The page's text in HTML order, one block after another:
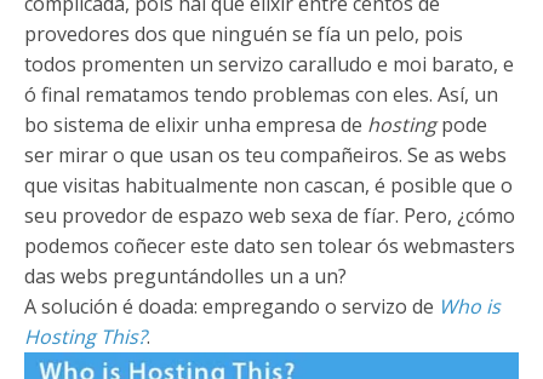
provedores dos que ninguén se fía un pelo, pois
todos promenten un servizo caralludo e moi barato, e
ó final rematamos tendo problemas con eles. Así, un
bo sistema de elixir unha empresa de hostingpode
ser mirar o que usan os teu compañeiros. Se as webs
que visitas habitualmente non cascan, é posible que o
seu provedor de espazo web sexa de fíar. Pero, ¿cómo
podemos coñecer este dato sen tolear ós webmasters
das webs preguntándolles un a un?
A solución é doada: empregando o servizo de Who is
Hosting This?.